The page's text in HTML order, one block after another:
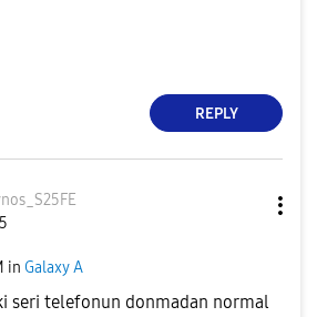
REPLY
S25FE
in Galaxy A
seri telefonun donmadan normal